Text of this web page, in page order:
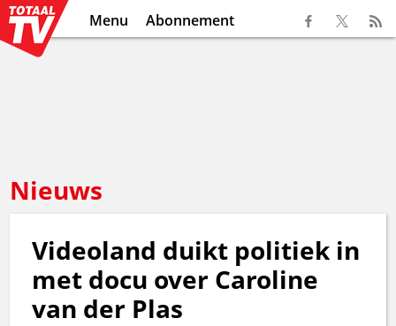
Menu Abonnement
Nieuws
Videoland duikt politiek in
met docu over Caroline
van der Plas